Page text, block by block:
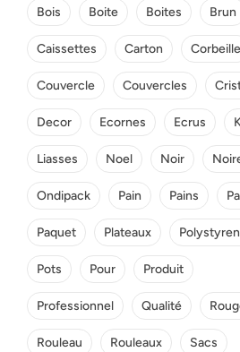
Bois Boite Boites Brun
Caissettes Carton Corbeille
Couvercle Couvercles
Decor Ecornes Ecrus
Liasses Noel Noir
Ondipack Pain Pains
Paquet Plateaux
Pots Pour Produit
Professionnel Qualité
Rouleau Rouleaux Sacs